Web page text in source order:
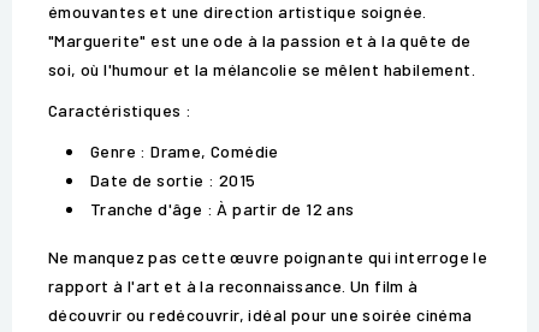
émouvantes et une direction artistique soignée.
"Marguerite" est une ode à la passion et à la quête de
soi, où l'humour et la mélancolie se mêlent habilement.
Caractéristiques :
Genre : Drame, Comédie
Date de sortie : 2015
Tranche d'âge : À partir de 12 ans
Ne manquez pas cette œuvre poignante qui interroge le
rapport à l'art et à la reconnaissance. Un film à
découvrir ou redécouvrir, idéal pour une soirée cinéma